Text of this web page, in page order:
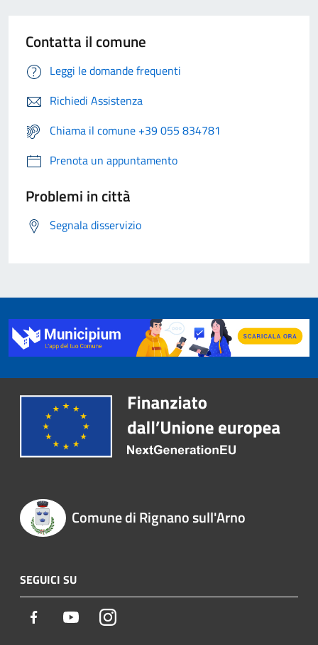
Contatta il comune
Leggi le domande frequenti
Richiedi Assistenza
Chiama il comune +39 055 834781
Prenota un appuntamento
Problemi in città
Segnala disservizio
Comune di Rignano sull'Arno
SEGUICI SU
Facebook YoutubeInstagram